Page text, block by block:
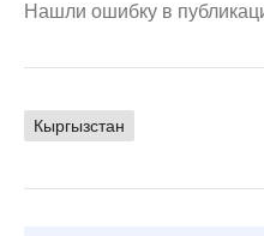
Нашли ошибку в
Кыргызстан